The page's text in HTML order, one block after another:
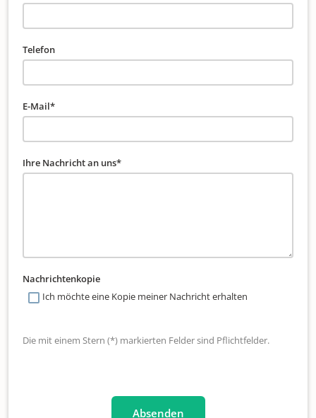
Telefon
E-Mail*
Ihre Nachricht an uns*
Nachrichtenkopie
Ich möchte eine Kopie meiner Nachricht erhalten
Die mit einem Stern (*) markierten Felder sind Pflichtfelder.